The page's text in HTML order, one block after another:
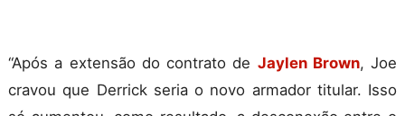
“Após a extensão do contrato de Jaylen Brown, Joe
cravou que Derrick seria o novo armador titular. Isso